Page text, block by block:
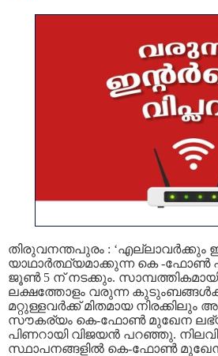
തിരുവനന്തപുരം : ‘എല്ലാവർക്കും
യാഥാർത്ഥ്യമാക്കുന്ന കെ -ഫോൺ
ജൂൺ 5 ന് നടക്കും. സാമ്പത്തികമായി
ലക്ഷത്തോളം വരുന്ന
മറ്റുള്ളവർക്ക് മിതമായ നിരക്കിലും
സൗകര്യം കെ-ഫോൺ മുഖേന
പിണറായി വിജയൻ പറഞ്ഞു.
സ്ഥാപനങ്ങളിൽ കെ-ഫോൺ